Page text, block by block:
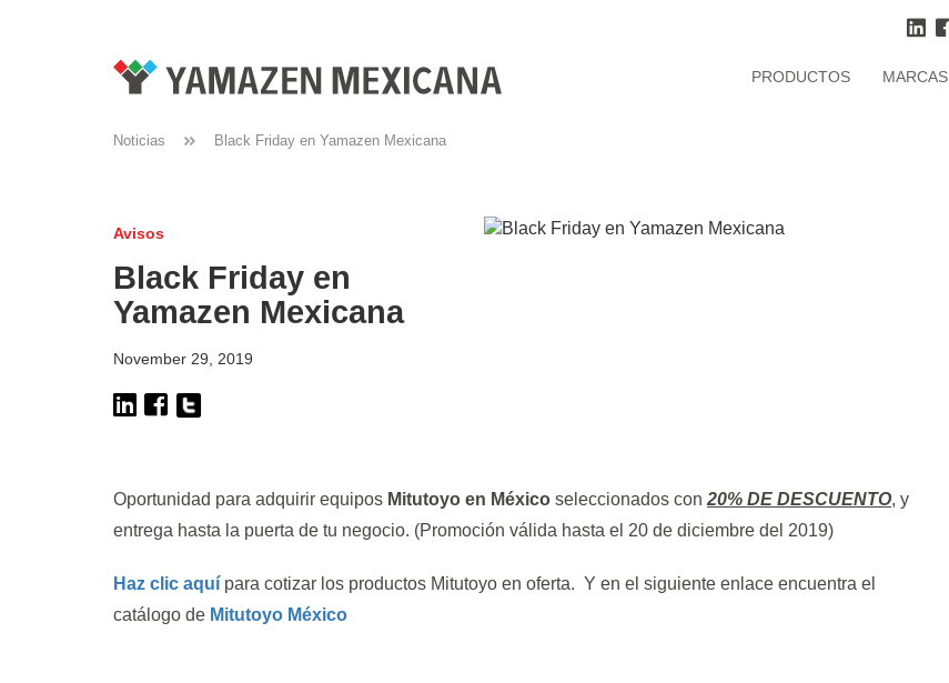
PRODUCTOS MARCAS
Noticias Black Friday en Yamazen Mexicana
Avisos
Black Friday en
Yamazen Mexicana
November 29, 2019
Oportunidad para adquirir equipos Mitutoyo en México seleccionados con 20% DE DESCUENTO, y
entrega hasta la puerta de tu negocio. (Promoción válida hasta el 20 de diciembre del 2019)
Haz clic aquí para cotizar los productos Mitutoyo en oferta. Y en el siguiente enlace encuentra el
catálogo de Mitutoyo México